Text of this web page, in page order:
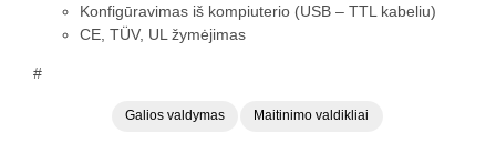
Konfigūravimas iš kompiuterio (USB – TTL kabeliu)
CE, TÜV, UL žymėjimas
#
Galios valdymas Maitinimo valdikliai